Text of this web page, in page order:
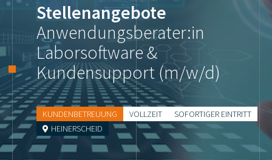
Karriere
Stellenangebote
Anwendungsberater:in
Laborsoftware &
Kundensupport (m/w/d)
KUNDENBETREUUNG VOLLZEIT
SOFORTIGER EINTRITT
HEINERSCHEID